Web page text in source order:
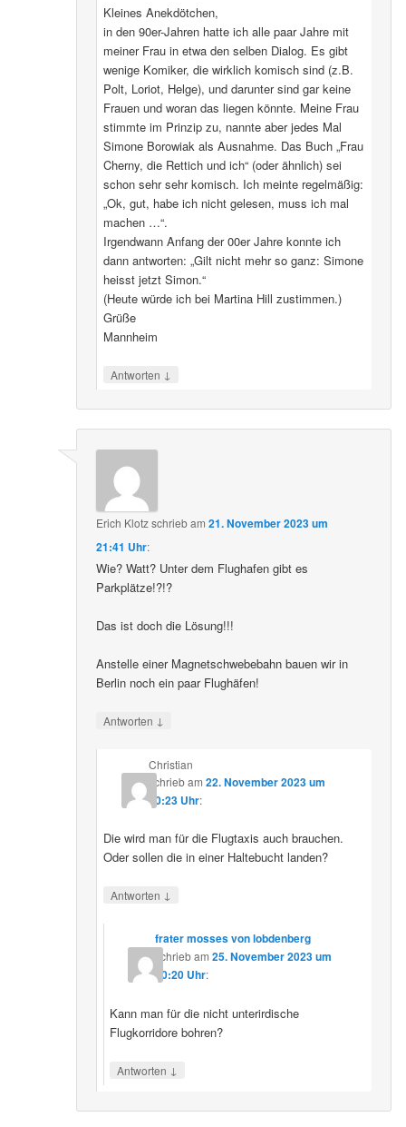
Kleines Anekdötchen,
in den 90er-Jahren hatte ich alle paar Jahre mit
meiner Frau in etwa den selben Dialog. Es gibt
wenige Komiker, die wirklich komisch sind (z.B.
Polt, Loriot, Helge), und darunter sind gar keine
Frauen und woran das liegen könnte. Meine Frau
stimmte im Prinzip zu, nannte aber jedes Mal
Simone Borowiak als Ausnahme. Das Buch „Frau
Cherny, die Rettich und ich“ (oder ähnlich) sei
schon sehr sehr komisch. Ich meinte regelmäßig:
„Ok, gut, habe ich nicht gelesen, muss ich mal
machen …“.
Irgendwann Anfang der 00er Jahre konnte ich
dann antworten: „Gilt nicht mehr so ganz: Simone
heisst jetzt Simon.“
(Heute würde ich bei Martina Hill zustimmen.)
Grüße
Mannheim
Antworten ↓
Erich Klotzschriebam21. November 2023 um
21:41 Uhr:
Wie? Watt? Unter dem Flughafen gibt es
Parkplätze!?!?
Das ist doch die Lösung!!!
Anstelle einer Magnetschwebebahn bauen wir in
Berlin noch ein paar Flughäfen!
Antworten ↓
Christian
schriebam 22. November 2023 um
10:23 Uhr:
Die wird man für die Flugtaxis auch brauchen.
Oder sollen die in einer Haltebucht landen?
Antworten ↓
frater mosses von lobdenberg
schriebam25. November 2023 um
10:20 Uhr:
Kann man für die nicht unterirdische
Flugkorridore bohren?
Antworten ↓